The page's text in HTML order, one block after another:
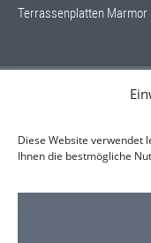
Diese Website verwendet
Ihnen die bestmögliche
Terrassenplatten Marmor
Hausnummern
Sonderangebote
Kontaktformular